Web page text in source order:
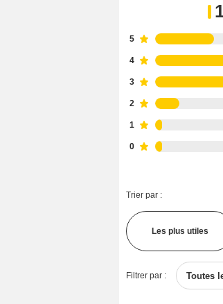
5
4
3
2
1
0
Trier par :
Les plus utiles
Filtrer par : Toutes